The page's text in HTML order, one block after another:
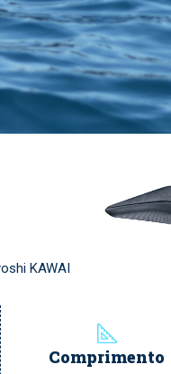
KAWAI
Comprimento